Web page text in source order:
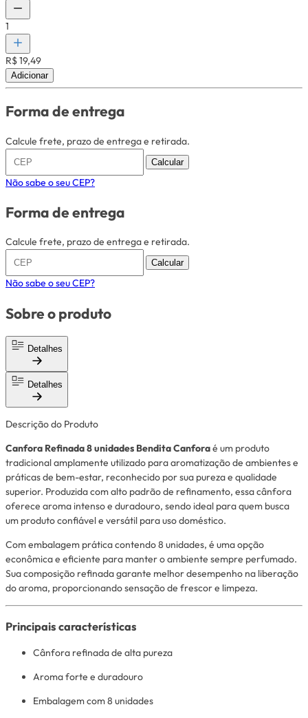
1
R$ 19,49
Adicionar
Forma de entrega
Calcule frete, prazo de entrega e retirada.
Calcular
Não sabe o seu CEP?
Forma de entrega
Calcule frete, prazo de entrega e retirada.
Calcular
Não sabe o seu CEP?
Sobre o produto
Detalhes
Detalhes
Descrição do Produto
Canfora Refinada 8 unidades Bendita Canforaé um produto
tradicional amplamente utilizado para aromatização de ambientes e
práticas de bem-estar, reconhecido por sua pureza e qualidade
superior. Produzida com alto padrão de refinamento, essa cânfora
oferece aroma intenso e duradouro, sendo ideal para quem busca
um produto confiável e versátil para uso doméstico.
Com embalagem prática contendo 8 unidades, é uma opção
econômica e eficiente para manter o ambiente sempre perfumado.
Sua composição refinada garante melhor desempenho na liberação
do aroma, proporcionando sensação de frescor e limpeza.
Principais características
Cânfora refinada de alta pureza
Aroma forte e duradouro
Embalagem com 8 unidades